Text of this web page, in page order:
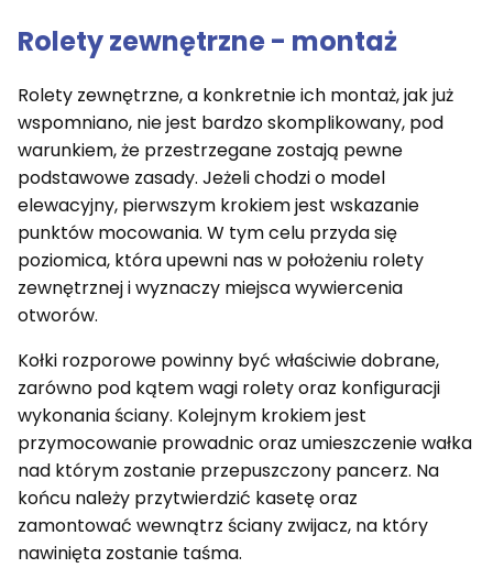
Rolety zewnętrzne - montaż
Rolety zewnętrzne, a konkretnie ich montaż, jak już
wspomniano, nie jest bardzo skomplikowany, pod
warunkiem, że przestrzegane zostają pewne
podstawowe zasady. Jeżeli chodzi o model
elewacyjny, pierwszym krokiem jest wskazanie
punktów mocowania. W tym celu przyda się
poziomica, która upewni nas w położeniu rolety
zewnętrznej i wyznaczy miejsca wywiercenia
otworów.
Kołki rozporowe powinny być właściwie dobrane,
zarówno pod kątem wagi rolety oraz konfiguracji
wykonania ściany. Kolejnym krokiem jest
przymocowanie prowadnic oraz umieszczenie wałka
nad którym zostanie przepuszczony pancerz. Na
końcu należy przytwierdzić kasetę oraz
zamontować wewnątrz ściany zwijacz, na który
nawinięta zostanie taśma.